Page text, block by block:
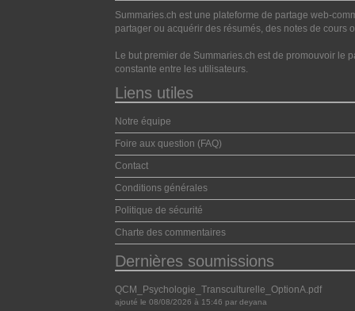
Summaries.ch est une plateforme de partage web-
partager ou acquérir des résumés, des notes de cours
Le but premier de Summaries.ch est de promouvoir le
constante entre les utilisateurs.
Liens utiles
Notre équipe
Foire aux question (FAQ)
Contact
Conditions générales
Politique de sécurité
Charte des commentaires
Dernières soumissions
QCM_Psychologie_Transculturelle_OptionA.pdf
ajouté le 08/08/2026 à 15:46 par deyana